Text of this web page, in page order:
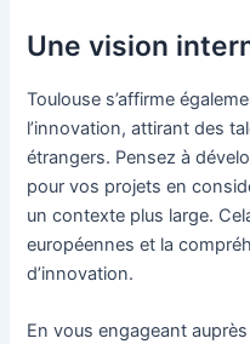
Une vision
Toulouse s’affirme
l’innovation, attirant des
étrangers. Pensez à
pour vos projets en
un contexte plus large.
européennes et la
d’innovation.
En vous engageant